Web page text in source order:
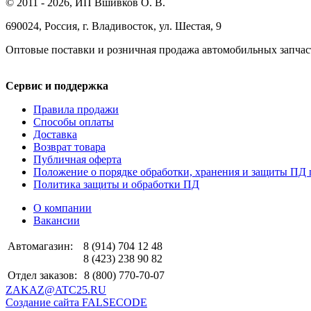
© 2011 - 2026, ИП Вшивков О. В.
690024, Россия, г. Владивосток, ул. Шестая, 9
Оптовые поставки и розничная продажа автомобильных
Сервис и поддержка
Правила продажи
Способы оплаты
Доставка
Возврат товара
Публичная оферта
Положение о порядке обработки, хранения и защиты ПД
Политика защиты и обработки ПД
О компании
Вакансии
Автомагазин:
8 (914) 704 12 48
8 (423) 238 90 82
Отдел заказов:
8 (800) 770-70-07
ZAKAZ@ATC25.RU
Создание сайта FALSECODE